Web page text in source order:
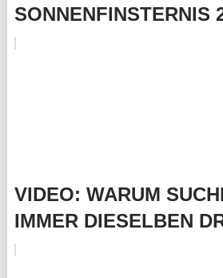
SONNENFINSTERNIS
VIDEO: WARUM
IMMER DIESELBEN